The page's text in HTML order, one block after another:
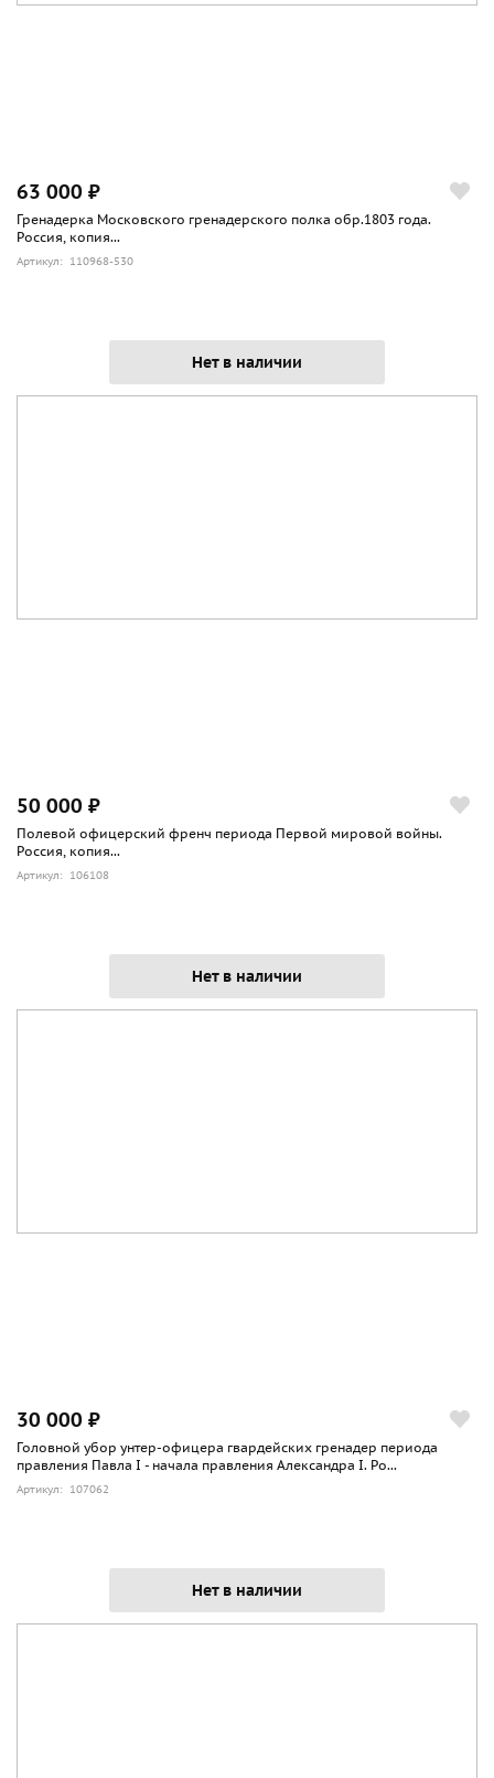
63 000 ₽
Гренадерка Московского гренадерского полка обр.1803 года.
Россия, копия...
Артикул: 110968-530
Нет в наличии
50 000 ₽
Полевой офицерский френч периода Первой мировой войны.
Россия, копия...
Артикул: 106108
Нет в наличии
30 000 ₽
Головной убор унтер-офицера гвардейских гренадер периода
правления Павла I - начала правления Александра I. Ро...
Артикул: 107062
Нет в наличии